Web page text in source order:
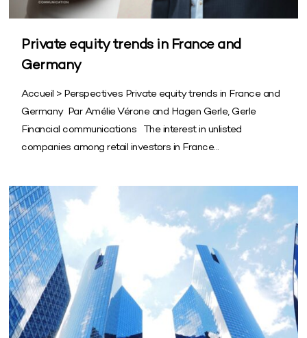
Private equity trends in France and
Germany
Accueil > Perspectives Private equity trends in France and
Germany Par Amélie Vérone and Hagen Gerle, Gerle
Financial communications The interest in unlisted
companies among retail investors in France...